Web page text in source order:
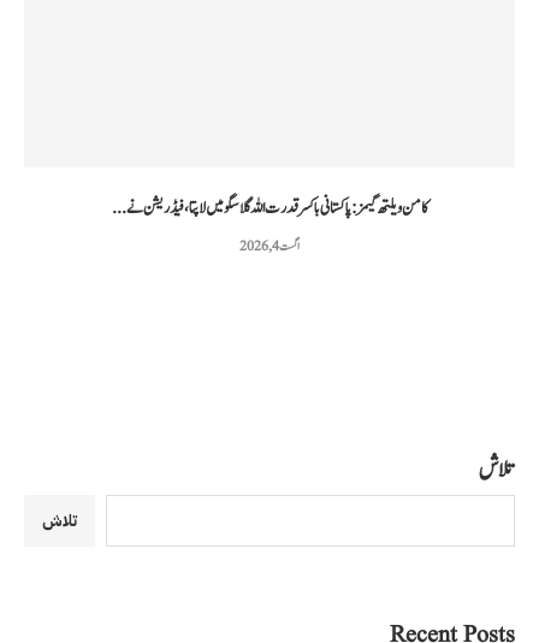
کامن ویلتھ گیمز: پاکستانی باکسر قدرت اللہ گلاسگو میں لاپتا، فیڈریشن نے...
اگست 4, 2026
تلاش
تلاش
Recent Posts